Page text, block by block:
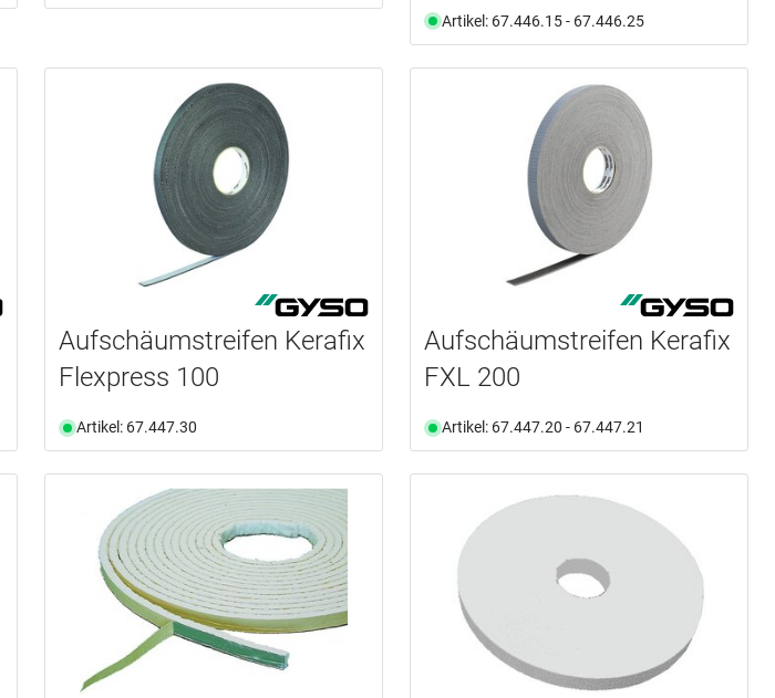
Artikel: 67.446.15 - 67.446.25
Aufschäumstreifen Kerafix
Flexpress 100
Artikel: 67.447.30
Aufschäumstreifen Kerafix
FXL 200
Artikel: 67.447.20 - 67.447.21